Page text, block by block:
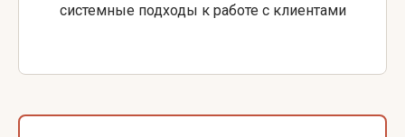
системные подходы к работе с клиентами